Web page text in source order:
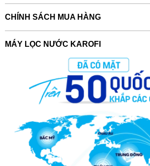
CHÍNH SÁCH MUA HÀNG
MÁY LỌC NƯỚC KAROFI